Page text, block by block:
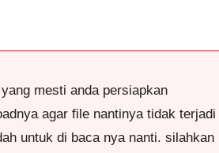
mesti anda persiapkan
agar file nantinya tidak terjadi
untuk di baca nya nanti. silahkan